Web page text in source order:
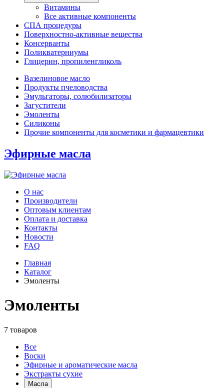
Витамины
Все активные компоненты
СПА процедуры
Поверхностно-активные вещества
Консерванты
Поликватерниумы
Глицерин, пропиленгликоль
Вазелиновое масло
Продукты пчеловодства
Эмульгаторы, солюбилизаторы
Загустители
Эмоленты
Силиконы
Прочие компоненты для косметики и фармацевтики
Эфирные масла
О нас
Производители
Оптовым клиентам
Оплата и доставка
Контакты
Новости
FAQ
Главная
Каталог
Эмоленты
Эмоленты
7 товаров
Все
Воски
Эфирные и ароматические масла
Экстракты сухие
Масла